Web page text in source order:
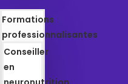
Formations
professionnalisantes
Conseiller
en